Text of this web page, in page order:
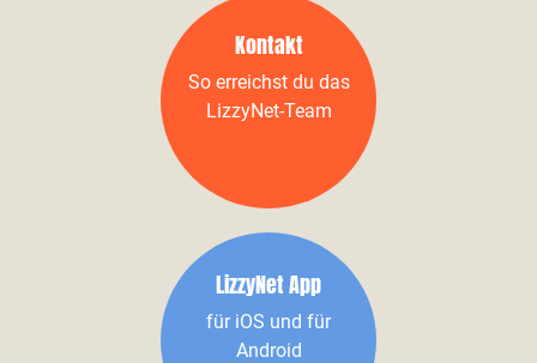
Kontakt
So erreichst du das
LizzyNet-Team
LizzyNet App
für iOS und für
Android